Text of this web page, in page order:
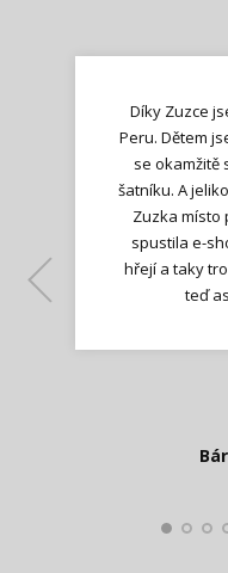
Díky Zuzce
Peru. Dětem
se okamžitě
šatníku. A
Zuzka
spustila e-
hřejí a taky
teď